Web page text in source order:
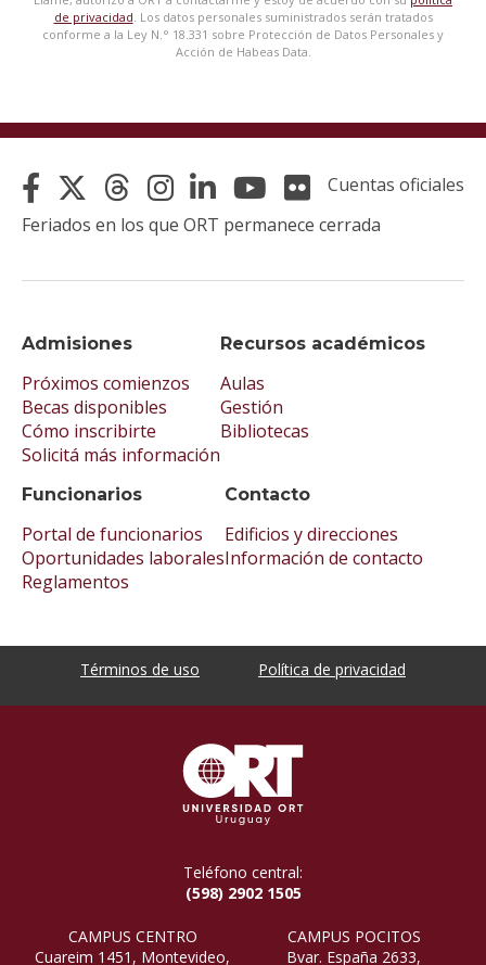
de privacidad. Los datos personales suministrados serán tratados
conforme a la Ley N.° 18.331 sobre Protección de Datos Personales y
Acción de Habeas Data.
Admisiones
Próximos comienzos
Becas disponibles
Cómo inscribirte
Solicitá más información
Recursos académicos
Aulas
Gestión
Bibliotecas
Funcionarios
Portal de funcionarios
Oportunidades laborales
Reglamentos
Contacto
Edificios y direcciones
Información de contacto
Cuentas oficiales
Feriados en los que ORT permanece cerrada
Términos de uso Política de privacidad
Teléfono central:
(598) 2902 1505
CAMPUS CENTRO
Cuareim 1451, Montevideo,
CAMPUS POCITOS
Bvar. España 2633,